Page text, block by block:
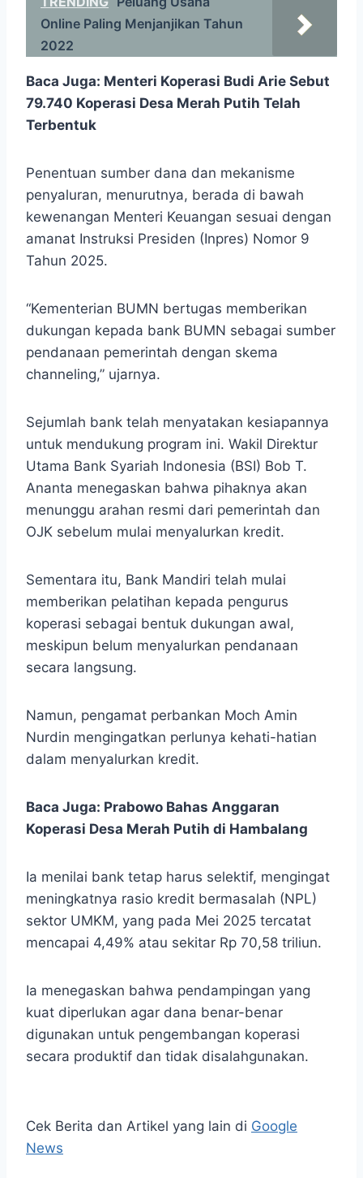
Online Paling Menjanjikan Tahun
2022
Baca Juga: Menteri Koperasi Budi Arie Sebut
79.740 Koperasi Desa Merah Putih Telah
Terbentuk
Penentuan sumber dana dan mekanisme
penyaluran, menurutnya, berada di bawah
kewenangan Menteri Keuangan sesuai dengan
amanat Instruksi Presiden (Inpres) Nomor 9
Tahun 2025.
“Kementerian BUMN bertugas memberikan
dukungan kepada bank BUMN sebagai sumber
pendanaan pemerintah dengan skema
channeling,” ujarnya.
Sejumlah bank telah menyatakan kesiapannya
untuk mendukung program ini. Wakil Direktur
Utama Bank Syariah Indonesia (BSI) Bob T.
Ananta menegaskan bahwa pihaknya akan
menunggu arahan resmi dari pemerintah dan
OJK sebelum mulai menyalurkan kredit.
Sementara itu, Bank Mandiri telah mulai
memberikan pelatihan kepada pengurus
koperasi sebagai bentuk dukungan awal,
meskipun belum menyalurkan pendanaan
secara langsung.
Namun, pengamat perbankan Moch Amin
Nurdin mengingatkan perlunya kehati-hatian
dalam menyalurkan kredit.
Baca Juga: Prabowo Bahas Anggaran
Koperasi Desa Merah Putih di Hambalang
Ia menilai bank tetap harus selektif, mengingat
meningkatnya rasio kredit bermasalah (NPL)
sektor UMKM, yang pada Mei 2025 tercatat
mencapai 4,49% atau sekitar Rp 70,58 triliun.
Ia menegaskan bahwa pendampingan yang
kuat diperlukan agar dana benar-benar
digunakan untuk pengembangan koperasi
secara produktif dan tidak disalahgunakan.
Cek Berita dan Artikel yang lain di Google
News